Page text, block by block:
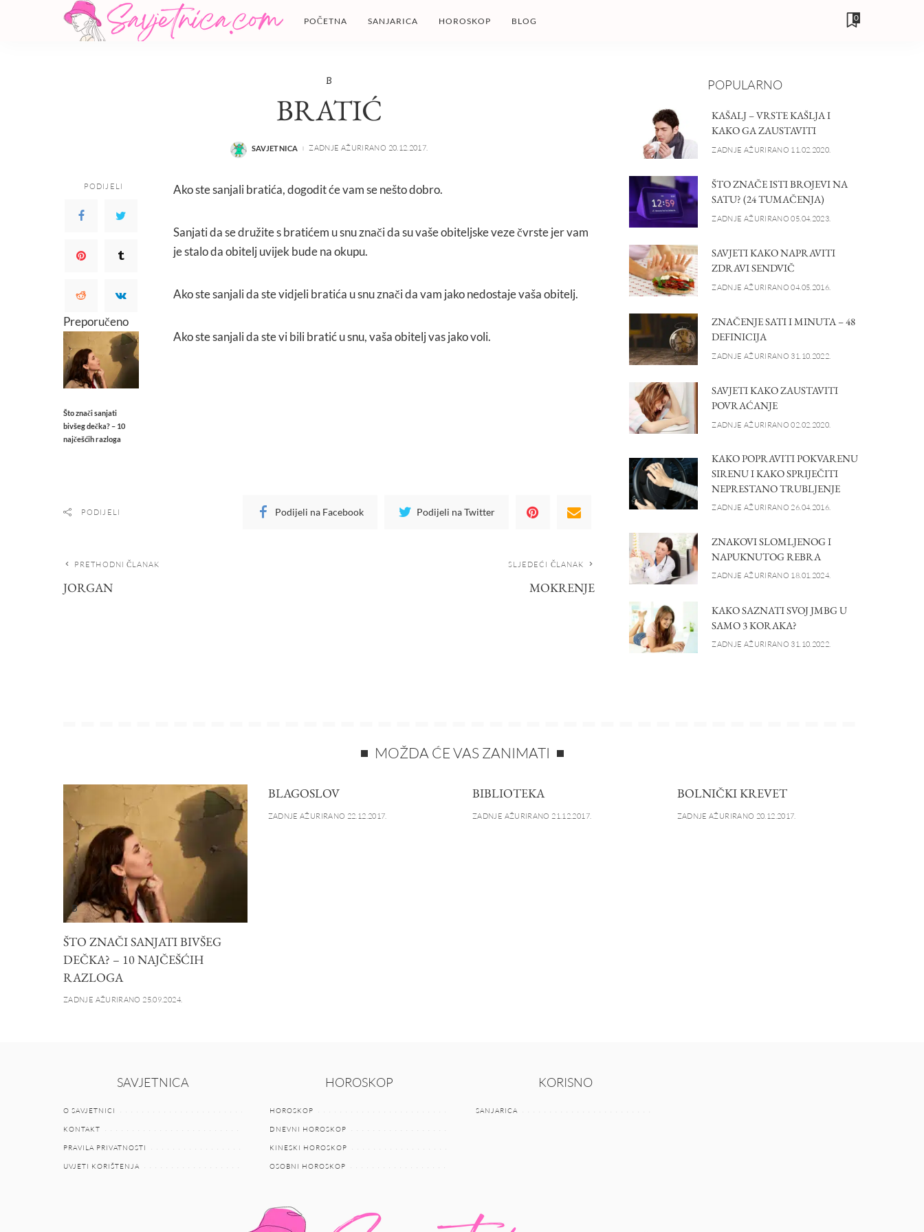
POČETNA SANJARICA HOROSKOP BLOG 0
B
BRATIĆ
POSTED
SAVJETNICA ZADNJE AŽURIRANO 20.12.2017.
PODIJELI
Preporučeno
Što znači sanjati
bivšeg dečka? – 10
najčešćih razloga
Ako ste sanjali bratića, dogodit će vam se nešto dobro.
Sanjati da se družite s bratićem u snu znači da su vaše obiteljske veze čvrste jer vam
je stalo da obitelj uvijek bude na okupu.
Ako ste sanjali da ste vidjeli bratića u snu znači da vam jako nedostaje vaša obitelj.
Ako ste sanjali da ste vi bili bratić u snu, vaša obitelj vas jako voli.
PODIJELI Podijeli na Facebook Podijeli na Twitter
PRETHODNI ČLANAK
JORGAN
SLJEDEĆI ČLANAK
MOKRENJE
POPULARNO
KAŠALJ – VRSTE KAŠLJA I
KAKO GA ZAUSTAVITI
ZADNJE AŽURIRANO 11.02.2020.
ŠTO ZNAČE ISTI BROJEVI NA
SATU? (24 TUMAČENJA)
ZADNJE AŽURIRANO 05.04.2023.
SAVJETI KAKO NAPRAVITI
ZDRAVI SENDVIČ
ZADNJE AŽURIRANO 04.05.2016.
ZNAČENJE SATI I MINUTA – 48
DEFINICIJA
ZADNJE AŽURIRANO 31.10.2022.
SAVJETI KAKO ZAUSTAVITI
POVRAĆANJE
ZADNJE AŽURIRANO 02.02.2020.
KAKO POPRAVITI POKVARENU
SIRENU I KAKO SPRIJEČITI
NEPRESTANO TRUBLJENJE
ZADNJE AŽURIRANO 26.04.2016.
ZNAKOVI SLOMLJENOG I
NAPUKNUTOG REBRA
ZADNJE AŽURIRANO 18.01.2024.
KAKO SAZNATI SVOJ JMBG U
SAMO 3 KORAKA?
ZADNJE AŽURIRANO 31.10.2022.
MOŽDA ĆE VAS ZANIMATI
B
ŠTO ZNAČI SANJATI BIVŠEG
DEČKA? – 10 NAJČEŠĆIH
RAZLOGA
ZADNJE AŽURIRANO 25.09.2024.
BLAGOSLOV
ZADNJE AŽURIRANO 22.12.2017.
BIBLIOTEKA
ZADNJE AŽURIRANO 21.12.2017.
BOLNIČKI KREVET
ZADNJE AŽURIRANO 20.12.2017.
SAVJETNICA
O SAVJETNICI
KONTAKT
PRAVILA PRIVATNOSTI
UVJETI KORIŠTENJA
HOROSKOP
HOROSKOP
DNEVNI HOROSKOP
KINESKI HOROSKOP
OSOBNI HOROSKOP
KORISNO
SANJARICA